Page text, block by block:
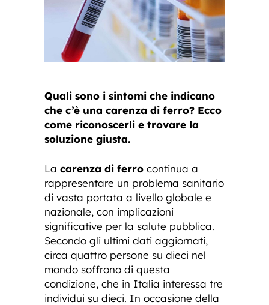
Quali sono i sintomi che indicano
che c’è una carenza di ferro? Ecco
come riconoscerli e trovare la
soluzione giusta.
La carenza di ferro continua a
rappresentare un problema sanitario
di vasta portata a livello globale e
nazionale, con implicazioni
significative per la salute pubblica.
Secondo gli ultimi dati aggiornati,
circa quattro persone su dieci nel
mondo soffrono di questa
condizione, che in Italia interessa tre
individui su dieci. In occasione della